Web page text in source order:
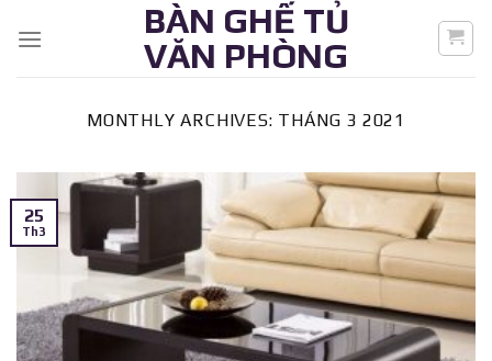
BÀN GHẾ TỦ
VĂN PHÒNG
MONTHLY ARCHIVES: THÁNG 3 2021
25
Th3